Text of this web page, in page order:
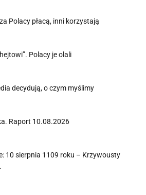
Polacy płacą, inni korzystają
Polacy je olali
decydują, o czym myślimy
Raport 10.08.2026
10 sierpnia 1109 roku – Krzywousty